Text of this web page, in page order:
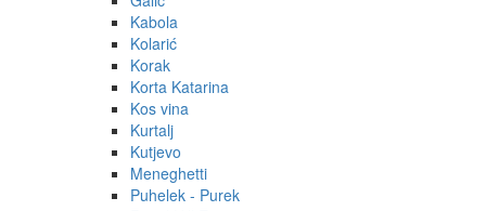
Kabola
Kolarić
Korak
Korta Katarina
Kos vina
Kurtalj
Kutjevo
Meneghetti
Puhelek - Purek